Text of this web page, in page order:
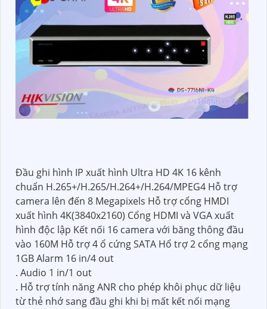
Đầu ghi hình IP xuất hình Ultra HD 4K 16 kênh
chuẩn H.265+/H.265/H.264+/H.264/MPEG4 Hỗ trợ
camera lên đến 8 Megapixels Hỗ trợ cổng HMDI
xuất hình 4K(3840x2160) Cổng HDMI và VGA xuất
hình độc lập Kết nối 16 camera với băng thông đầu
vào 160M Hỗ trợ 4 ổ cứng SATA Hổ trợ 2 cổng mạng
1GB Alarm 16 in/4 out
. Audio 1 in/1 out
. Hỗ trợ tính năng ANR cho phép khôi phục dữ liệu
từ thẻ nhớ sang đầu ghi khi bị mất kết nối mạng